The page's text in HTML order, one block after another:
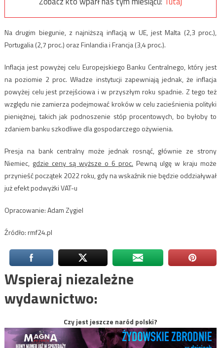
Na drugim biegunie, z najniższą inflacją w UE, jest Malta (2,3 proc.),
Portugalia (2,7 proc.) oraz Finlandia i Francja (3,4 proc.).
Inflacja jest powyżej celu Europejskiego Banku Centralnego, który jest
na poziomie 2 proc. Władze instytucji zapewniają jednak, że inflacja
powyżej celu jest przejściowa i w przyszłym roku spadnie. Z tego też
względu nie zamierza podejmować kroków w celu zacieśnienia polityki
pieniężnej, takich jak podnoszenie stóp procentowych, bo byłoby to
zdaniem banku szkodliwe dla gospodarczego ożywienia.
Presja na bank centralny może jednak rosnąć, głównie ze strony
Niemiec, gdzie ceny są wyższe o 6 proc. Pewną ulgę w kraju może
przynieść początek 2022 roku, gdy na wskaźnik nie będzie oddziaływał
już efekt podwyżki VAT-u
Opracowanie: Adam Zygiel
Źródło: rmf24.pl
Wspieraj niezależne
wydawnictwo:
Czy jest jeszcze naród polski?